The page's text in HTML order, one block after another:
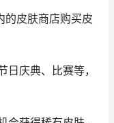
的皮肤商店购买皮
庆典、比赛等，